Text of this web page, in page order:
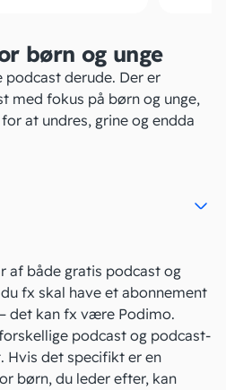
børn og unge
podcast derude. Der er
med fokus på børn og unge,
at undres, grine og endda
af både gratis podcast og
fx skal have et abonnement
det kan fx være Podimo.
podcast og podcast-
det specifikt er en
børn, du leder efter, kan